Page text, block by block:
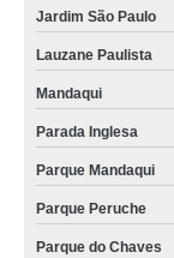
Jardim São Paulo
Lauzane Paulista
Mandaqui
Parada Inglesa
Parque Mandaqui
Parque Peruche
Parque do Chaves